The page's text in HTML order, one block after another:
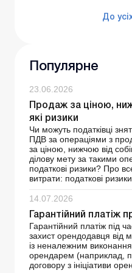
До
Популярне
23.06.2026
Продаж за ціною,
які ризики
Чи можуть податківці
ПДВ за операціями з
за ціною, нижчою від
ділову мету за такими
податкові ризики? Про
витрати: податкові
14.07.2026
Гарантійний платіж
Гарантійний платіж під
захист орендодавця від
із неналежним
орендарем (наприклад,
договору з ініціативи